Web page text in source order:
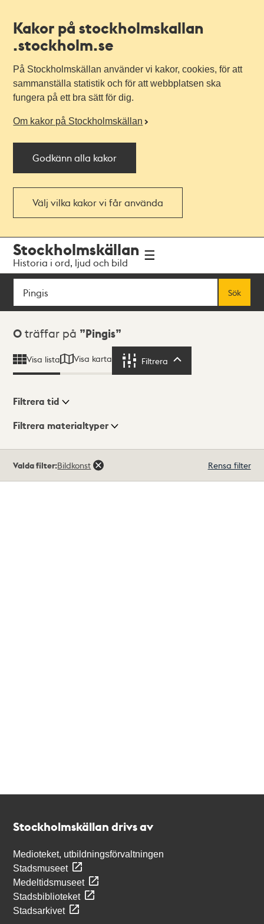
Kakor på stockholmskallan
.stockholm.se
På Stockholmskällan använder vi kakor, cookies, för att
sammanställa statistik och för att webbplatsen ska
fungera på ett bra sätt för dig.
Om kakor på Stockholmskällan
Godkänn alla kakor
Välj vilka kakor vi får använda
navigationen
huvudinnehållet
Stockholmskällan
Historia i ord, ljud och bild
Sök
Sök
Sökresultat
0 träffar på Pingis
Visa lista Visa karta Filtrera
Visningsläge
Filtrera tid
Filtrera materialtyper
träffar
Valda filter:Bildkonst Rensa filter
Stockholmskällan drivs av
Medioteket, utbildningsförvaltningen
Stadsmuseet
Medeltidsmuseet
Stadsbiblioteket
Stadsarkivet